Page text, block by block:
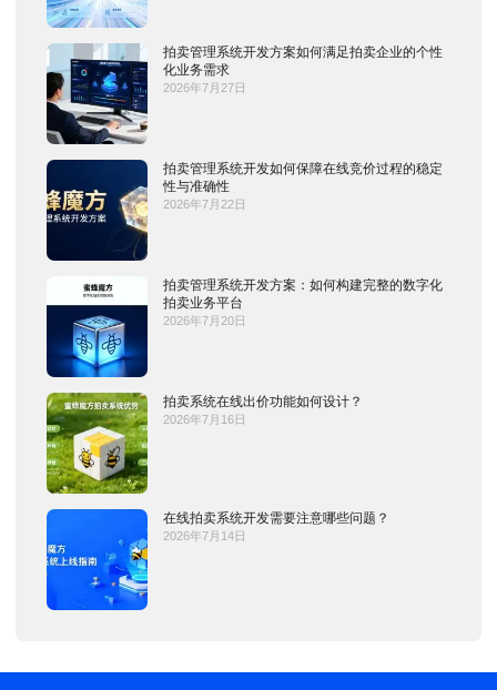
拍卖管理系统开发方案如何满足拍卖企业的个性
化业务需求
2026年7月27日
拍卖管理系统开发如何保障在线竞价过程的稳定
性与准确性
2026年7月22日
拍卖管理系统开发方案：如何构建完整的数字化
拍卖业务平台
2026年7月20日
拍卖系统在线出价功能如何设计？
2026年7月16日
在线拍卖系统开发需要注意哪些问题？
2026年7月14日